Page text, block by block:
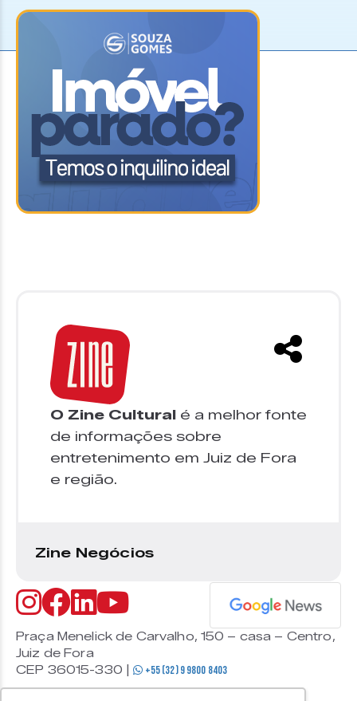
O Zine Cultural é a melhor fonte
de informações sobre
entretenimento em Juiz de Fora
e região.
Zine Negócios
Praça Menelick de Carvalho, 150 – casa – Centro,
Juiz de Fora
CEP 36015-330 |
+55 (32) 9 9800 8403